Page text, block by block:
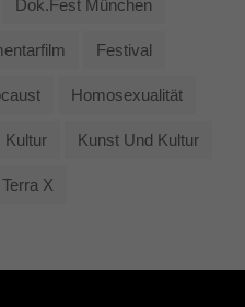
Dok.fest München
Festival
Homosexualität
Kultur Kunst Und Kultur
Terra X